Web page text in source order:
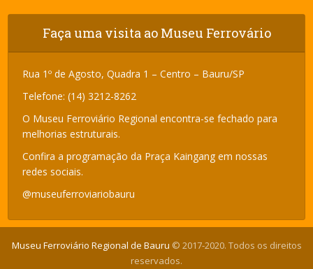
Faça uma visita ao Museu Ferrovário
Rua 1º de Agosto, Quadra 1 – Centro – Bauru/SP
Telefone: (14) 3212-8262
O Museu Ferroviário Regional encontra-se fechado para
melhorias estruturais.
Confira a programação da Praça Kaingang em nossas
redes sociais.
@museuferroviariobauru
Museu Ferroviário Regional de Bauru © 2017-2020. Todos os direitos
reservados.